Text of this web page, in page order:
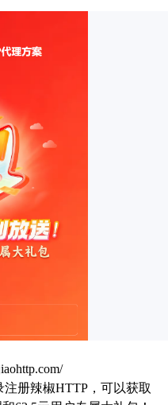
注册辣椒HTTP ，可以获取